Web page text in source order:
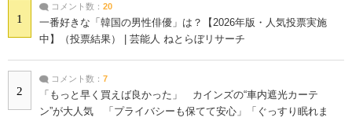
1
コメント数： 20
一番好きな「韓国の男性俳優」は？【2026年版・人気投票実施
中】（投票結果） | 芸能人 ねとらぼリサーチ
2
コメント数： 7
「もっと早く買えば良かった」 カインズの“車内遮光カーテ
ン”が大人気 「プライバシーも保てて安心」「ぐっすり眠れま